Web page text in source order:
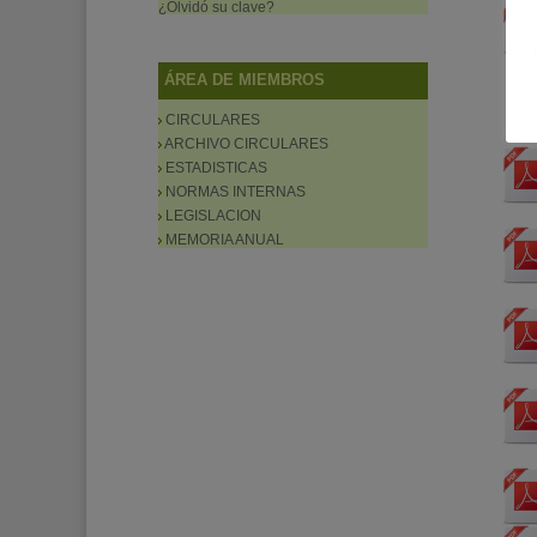
¿Olvidó su clave?
ÁREA DE MIEMBROS
CIRCULARES
ARCHIVO CIRCULARES
ESTADISTICAS
NORMAS INTERNAS
LEGISLACION
MEMORIA ANUAL